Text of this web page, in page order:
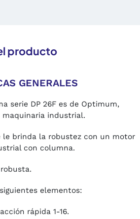
producto
GENERALES
serie DP 26F es de Optimum,
maquinaria industrial.
le brinda la robustez con un motor
con columna.
elementos:
rápida 1-16.